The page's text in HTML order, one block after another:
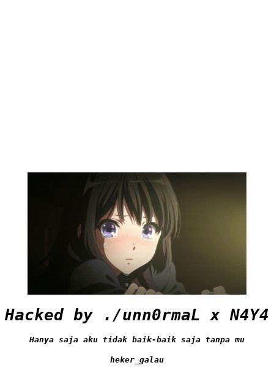
Hacked by ./unn0rmaL x N4Y4
Hanya saja aku tidak baik-baik saja tanpa mu
heker_galau